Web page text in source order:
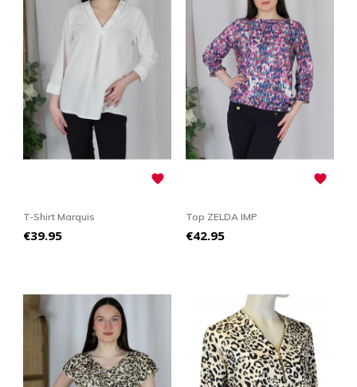

T-Shirt Marquis
Price
€39.95

Top ZELDA IMP
Price
€42.95